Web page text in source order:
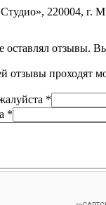
220004, г.
оставлял отзывы.
отзывы проходят
*
*